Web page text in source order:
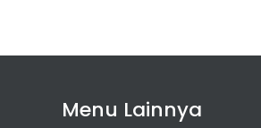
Menu Lainnya